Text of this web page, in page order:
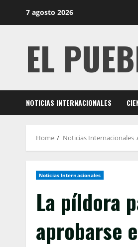
7 agosto 2026
EL
NOTICIAS INTERNACIONALES
Home Noticias Internacionales
Noticias Internacionales
La píldora
aprobarse